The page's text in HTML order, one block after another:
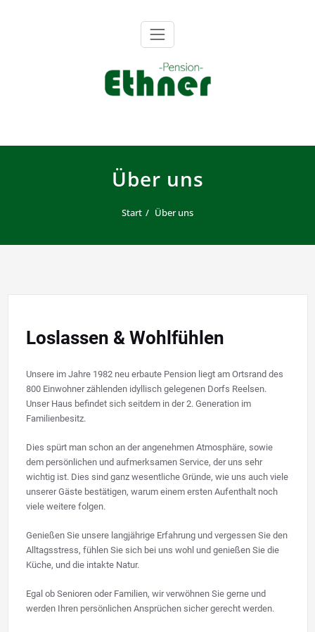
Über uns
Start Über uns
Loslassen & Wohlfühlen
Unsere im Jahre 1982 neu erbaute Pension liegt am Ortsrand des
800 Einwohner zählenden idyllisch gelegenen Dorfs Reelsen.
Unser Haus befindet sich seitdem in der 2. Generation im
Familienbesitz.
Dies spürt man schon an der angenehmen Atmosphäre, sowie
dem persönlichen und aufmerksamen Service, der uns sehr
wichtig ist. Dies sind ganz wesentliche Gründe, wie uns auch viele
unserer Gäste bestätigen, warum einem ersten Aufenthalt noch
viele weitere folgen.
Genießen Sie unsere langjährige Erfahrung und vergessen Sie den
Alltagsstress, fühlen Sie sich bei uns wohl und genießen Sie die
Küche, und die intakte Natur.
Egal ob Senioren oder Familien, wir verwöhnen Sie gerne und
werden Ihren persönlichen Ansprüchen sicher gerecht werden.